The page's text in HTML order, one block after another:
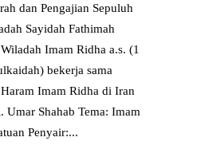
dan Pengajian Sepuluh
Sayidah Fathimah
Imam Ridha a.s. (1
bekerja sama
Imam Ridha di Iran
Umar Shahab Tema: Imam
Penyair: